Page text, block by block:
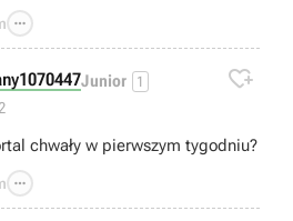

Junior 1 
chwały w pierwszym tygodniu?
